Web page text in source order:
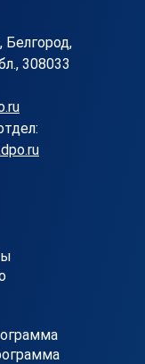
Белгород,
308033